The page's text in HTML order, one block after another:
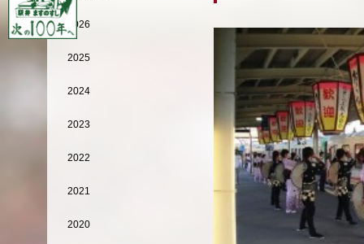
2026
2025
2024
2023
2022
2021
2020